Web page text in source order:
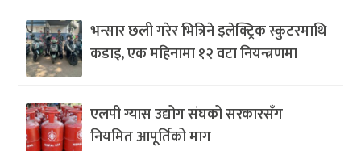
भन्सार छली गरेर भित्रिने इलेक्ट्रिक स्कुटरमाथि
कडाइ, एक महिनामा १२ वटा नियन्त्रणमा
एलपी ग्यास उद्योग संघको सरकारसँग
नियमित आपूर्तिको माग